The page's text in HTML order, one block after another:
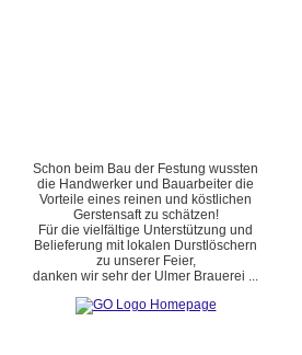
Schon beim Bau der Festung wussten
die Handwerker und Bauarbeiter die
Vorteile eines reinen und köstlichen
Gerstensaft zu schätzen!
Für die vielfältige Unterstützung und
Belieferung mit lokalen Durstlöschern
zu unserer Feier,
danken wir sehr der Ulmer Brauerei ...